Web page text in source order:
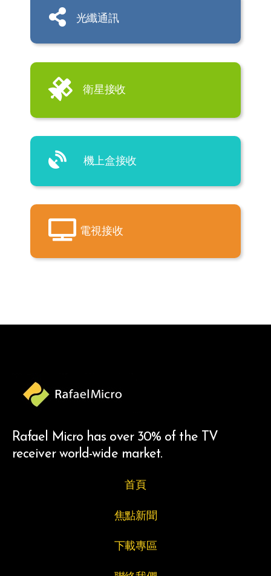
光纖通訊
衛星接收
機上盒接收
電視接收
Rafael Micro has over 30% of the TV
receiver world-wide market.
首頁
焦點新聞
下載專區